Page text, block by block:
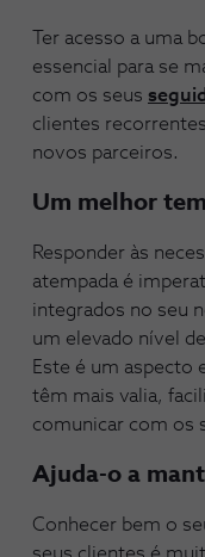
Ter acesso a uma
essencial para se
com os seus
clientes
novos parceiros.
Um melhor
Responder às
atempada é
integrados no seu
um elevado nível
Este é um aspecto
têm mais valia,
comunicar com os
Ajuda-o a
Conhecer bem o